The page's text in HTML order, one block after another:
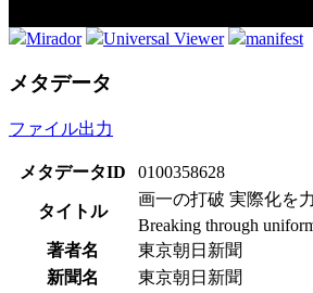
Mirador Universal Viewer manifest
メタデータ
ファイル出力
メタデータID 0100358628
タイトル
画一の打破 実際化を
Breaking through
著者名
東京朝日新聞
新聞名
東京朝日新聞